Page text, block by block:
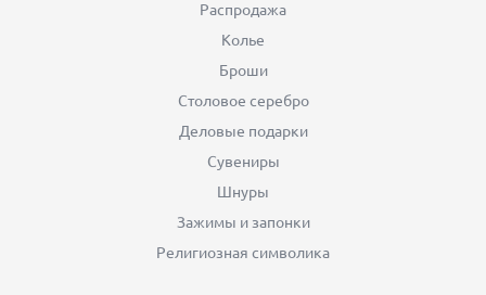
Распродажа
Колье
Броши
Столовое серебро
Деловые подарки
Сувениры
Шнуры
Зажимы и запонки
Религиозная символика